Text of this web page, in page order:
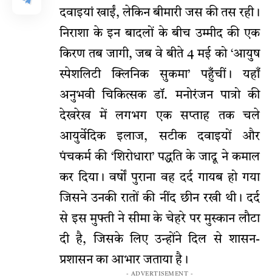
दवाइयां खाईं, लेकिन बीमारी जस की तस रही।
निराशा के इन बादलों के बीच उम्मीद की एक
किरण तब जागी, जब वे बीते 4 मई को ‘आयुष
स्पेशलिटी क्लिनिक सुकमा’ पहुँचीं। यहाँ
अनुभवी चिकित्सक डॉ. मनोरंजन पात्रो की
देखरेख में लगभग एक सप्ताह तक चले
आयुर्वेदिक इलाज, सटीक दवाइयों और
पंचकर्म की ‘शिरोधारा’ पद्धति के जादू ने कमाल
कर दिया। वर्षों पुराना वह दर्द गायब हो गया
जिसने उनकी रातों की नींद छीन रखी थी। दर्द
से इस मुफ्ती ने सीमा के चेहरे पर मुस्कान लौटा
दी है, जिसके लिए उन्होंने दिल से शासन-
प्रशासन का आभार जताया है।
- ADVERTISEMENT -